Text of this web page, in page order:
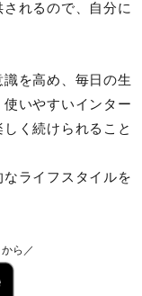
れるので、自分に
識を高め、毎日の生
いやすいインター
く続けられること
ライフスタイルを
ら／